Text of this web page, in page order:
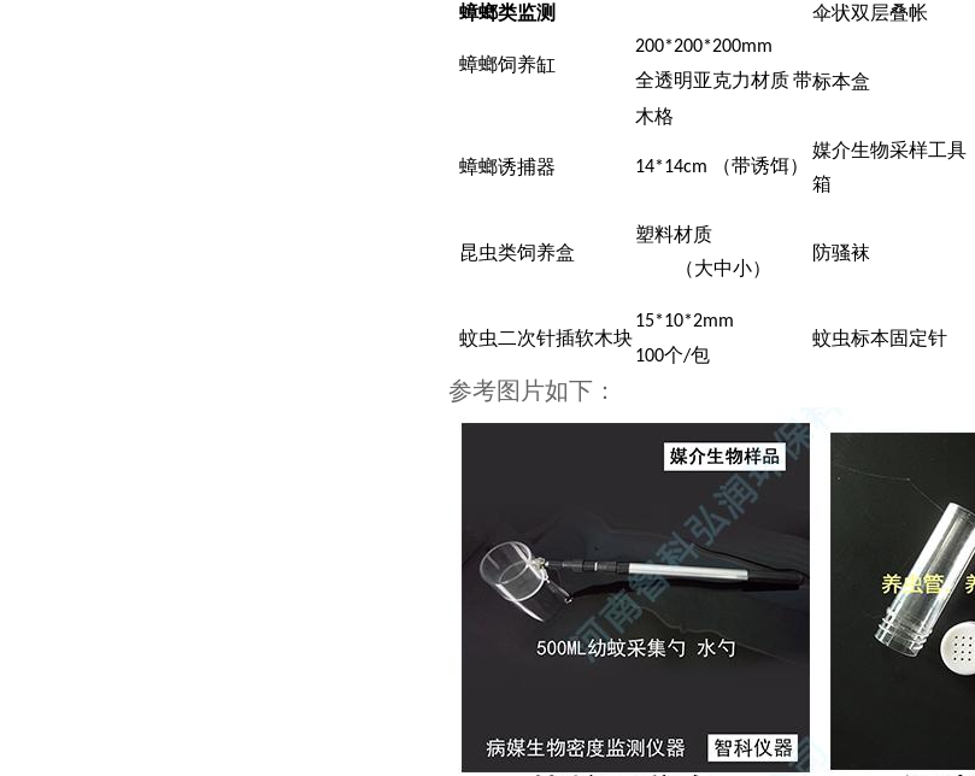
蟑螂类监测 伞状双层叠帐
蟑螂饲养缸
200*200*200mm
全透明亚克力材质带
木格
标本盒
蟑螂诱捕器 14*14cm （带诱饵）
媒介生物采样工具
箱
昆虫类饲养盒
塑料材质
（大中小）
防骚袜
蚊虫二次针插软木块
15*10*2mm
100个/包
蚊虫标本固定针
参考图片如下：